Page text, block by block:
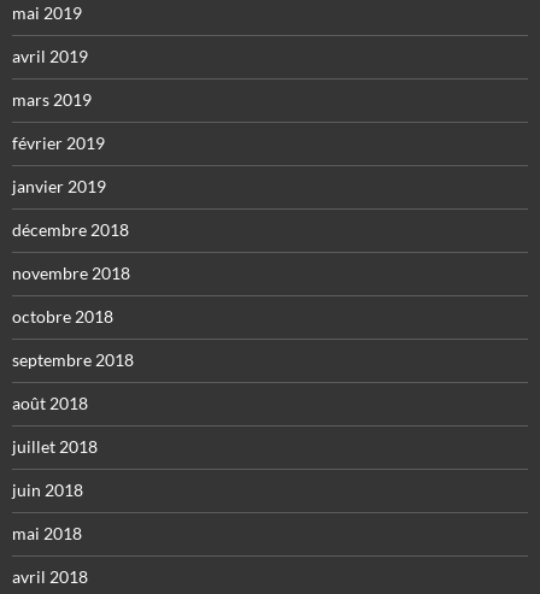
mai 2019
avril 2019
mars 2019
février 2019
janvier 2019
décembre 2018
novembre 2018
octobre 2018
septembre 2018
août 2018
juillet 2018
juin 2018
mai 2018
avril 2018